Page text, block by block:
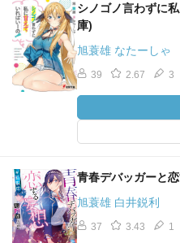
シノゴノ言わずに
庫)
旭蓑雄 なたーしゃ
39 2.67 3
青春デバッガーと
旭蓑雄 白井鋭利
37 3.43 1